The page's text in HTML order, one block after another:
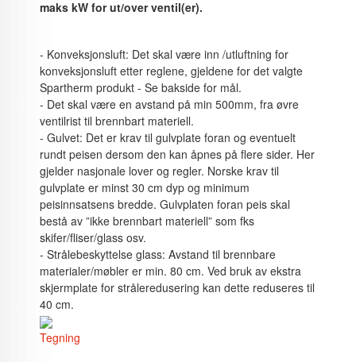
maks kW for ut/over ventil(er).
- Konveksjonsluft: Det skal være inn /utluftning for
konveksjonsluft etter reglene, gjeldene for det valgte
Spartherm produkt - Se bakside for mål.
- Det skal være en avstand på min 500mm, fra øvre
ventilrist til brennbart materiell.
- Gulvet: Det er krav til gulvplate foran og eventuelt
rundt peisen dersom den kan åpnes på flere sider. Her
gjelder nasjonale lover og regler. Norske krav til
gulvplate er minst 30 cm dyp og minimum
peisinnsatsens bredde. Gulvplaten foran peis skal
bestå av ”ikke brennbart materiell” som fks
skifer/fliser/glass osv.
- Strålebeskyttelse glass: Avstand til brennbare
materialer/møbler er min. 80 cm. Ved bruk av ekstra
skjermplate for stråleredusering kan dette reduseres til
40 cm.
Tegning